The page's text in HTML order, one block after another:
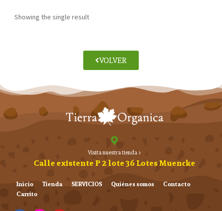
Showing the single result
VOLVER
Visita nuestra tienda >
Calle existente P 2 lote 36 Lotes Muencke
Inicio Tienda SERVICIOS Quiénes somos
Contacto
Carrito